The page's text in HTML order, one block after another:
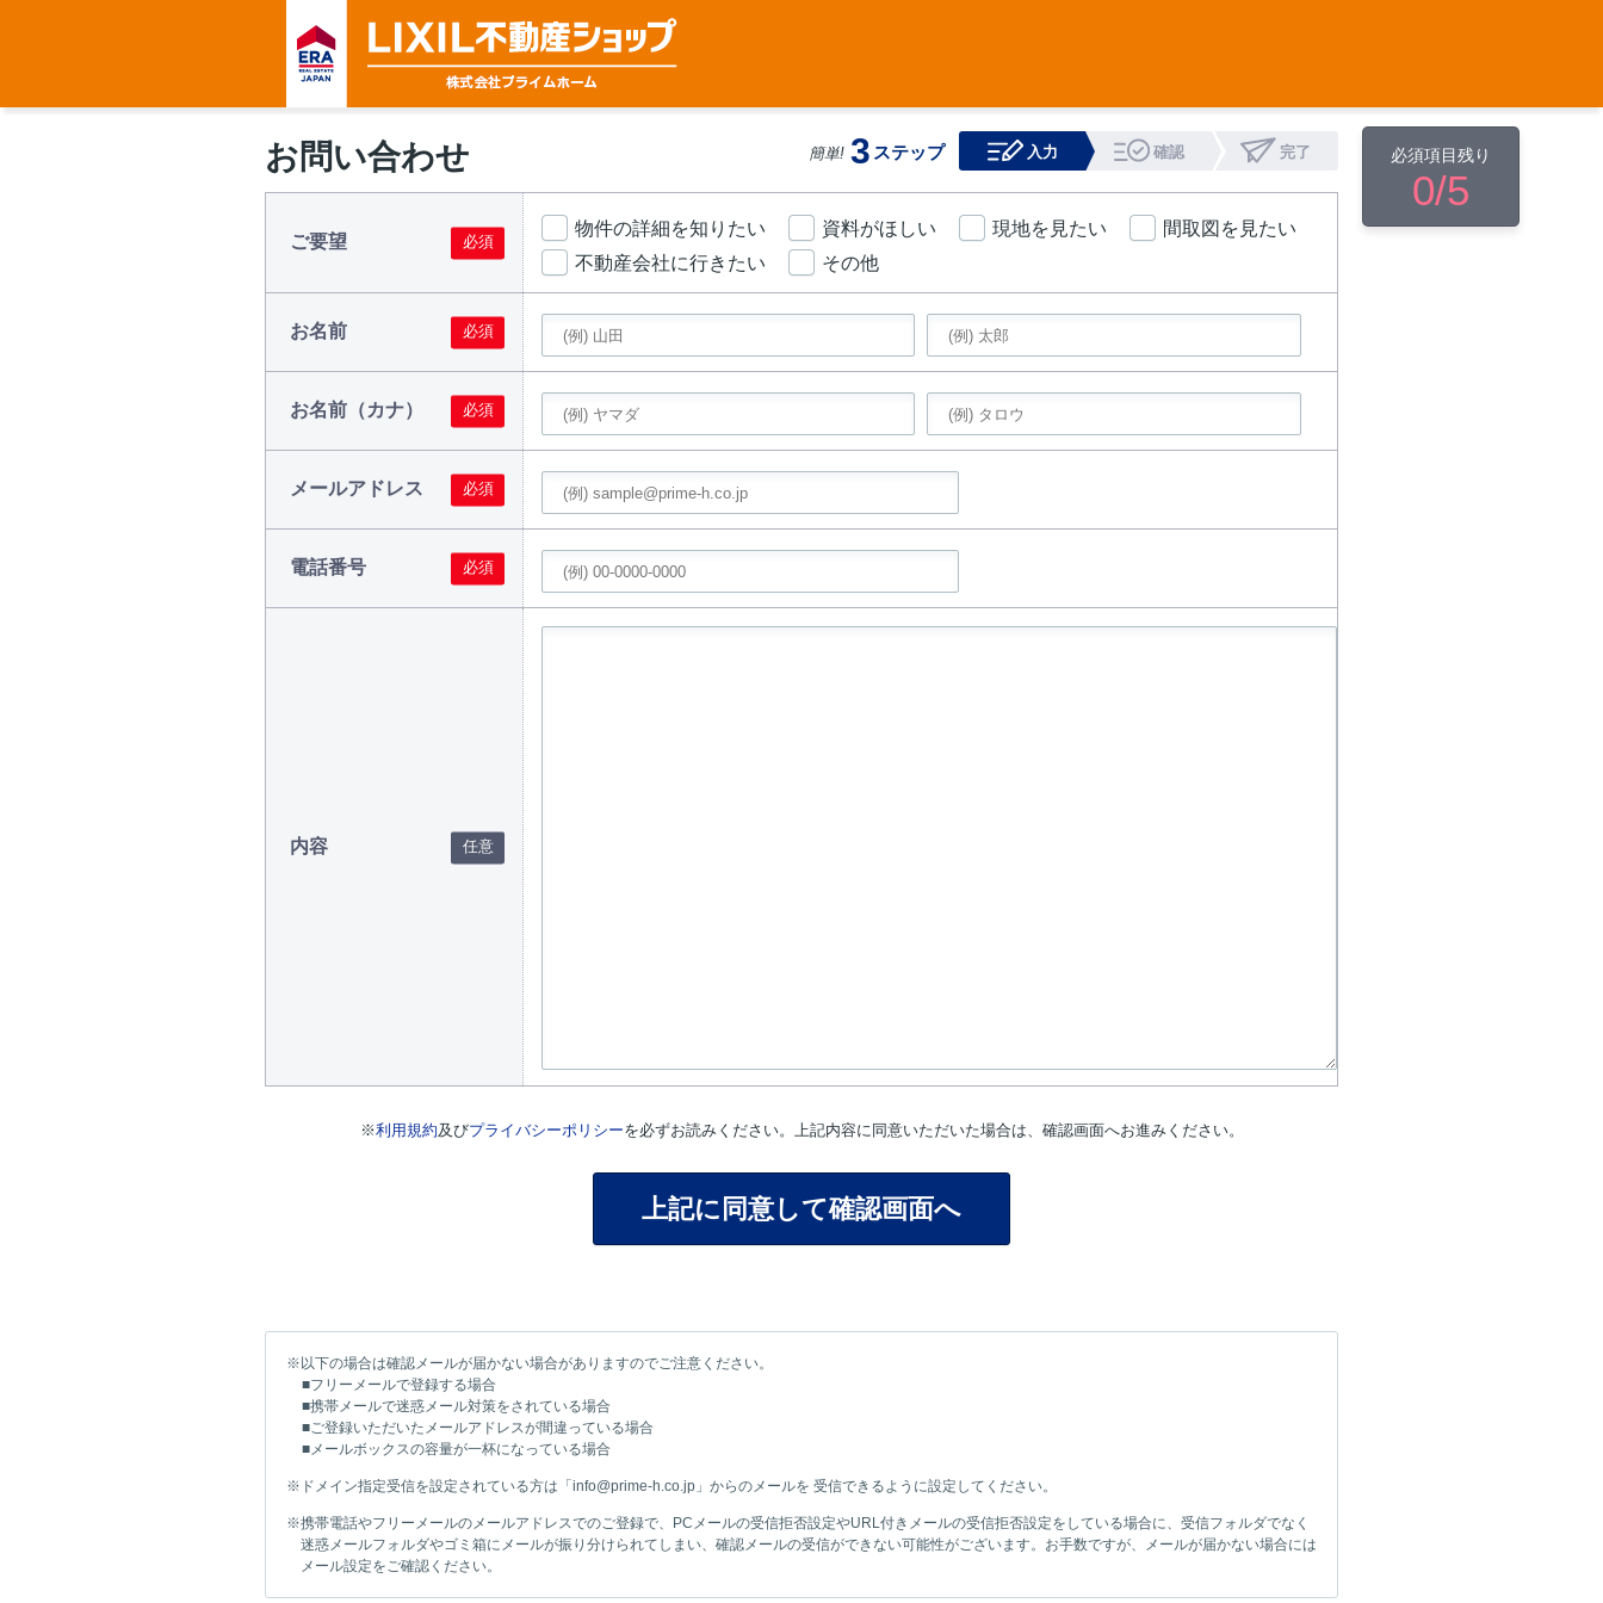
お問い合わせ 簡単! 3 ステップ 入力 確認 完了
ご要望
物件の詳細を知りたい 資料がほしい 現地を見たい
間取図を見たい
不動産会社に行きたい
その他
お名前
お名前（カナ）
メールアドレス
電話番号
内容
※利用規約及びプライバシーポリシーを必ずお読みください。上記内容に同意いただいた場合は、確認画面へお進みください。
※以下の場合は確認メールが届かない場合がありますのでご注意ください。
■フリーメールで登録する場合
■携帯メールで迷惑メール対策をされている場合
■ご登録いただいたメールアドレスが間違っている場合
■メールボックスの容量が一杯になっている場合
※ドメイン指定受信を設定されている方は「info@prime-h.co.jp」からのメールを 受信できるように設定してください。
※携帯電話やフリーメールのメールアドレスでのご登録で、PCメールの受信拒否設定やURL付きメールの受信拒否設定をしている場合に、受信フォルダでなく
迷惑メールフォルダやゴミ箱にメールが振り分けられてしまい、確認メールの受信ができない可能性がございます。お手数ですが、メールが届かない場合には
メール設定をご確認ください。
必須項目残り
0/5